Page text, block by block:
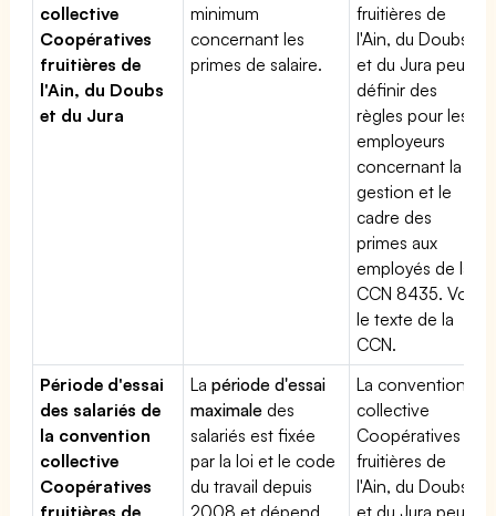
collective
Coopératives
fruitières de
l'Ain, du Doubs
et du Jura
minimum
concernant les
primes de salaire.
fruitières de
l'Ain, du Doubs
et du Jura peut
définir des
règles pour les
employeurs
concernant la
gestion et le
cadre des
primes aux
employés de la
CCN 8435. Voir
le texte de la
CCN.
Période d'essai
des salariés de
la convention
collective
Coopératives
fruitières de
Lapériode d'essai
maximale des
salariés est fixée
par la loi et le code
du travail depuis
2008 et dépend
La convention
collective
Coopératives
fruitières de
l'Ain, du Doubs
et du Jura peut